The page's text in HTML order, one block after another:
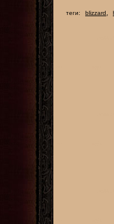
теги: blizzard,